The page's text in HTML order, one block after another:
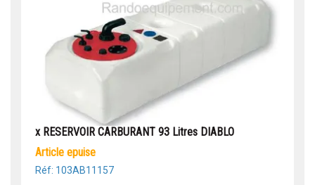
x RESERVOIR CARBURANT 93 Litres DIABLO
article epuise
Réf: 103AB11157